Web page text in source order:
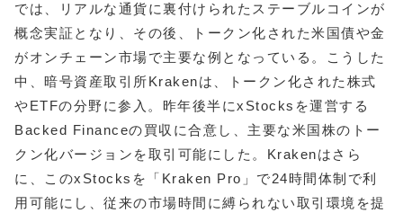
では、リアルな通貨に裏付けられたステーブルコインが
概念実証となり、その後、トークン化された米国債や金
がオンチェーン市場で主要な例となっている。こうした
中、暗号資産取引所Krakenは、トークン化された株式
やETFの分野に参入。昨年後半にxStocksを運営する
Backed Financeの買収に合意し、主要な米国株のトー
クン化バージョンを取引可能にした。Krakenはさら
に、このxStocksを「Kraken Pro」で24時間体制で利
用可能にし、従来の市場時間に縛られない取引環境を提